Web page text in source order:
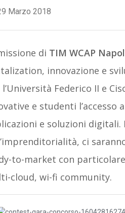
di TIM WCAP
innovazione e
l’Università Federico II e
e studenti
e soluzioni
ci
to-market con
cloud, wi-fi community.